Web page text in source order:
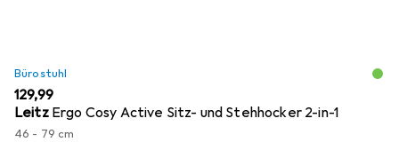
Bürostuhl
EUR
129,99
Leitz Ergo Cosy Active Sitz- und Stehhocker 2-in-1
46 - 79 cm